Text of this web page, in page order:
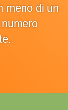
meno di un